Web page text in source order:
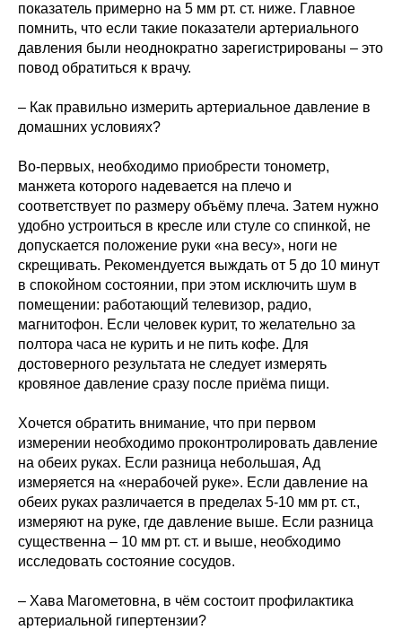
показатель примерно на 5 мм рт. ст. ниже. Главное
помнить, что если такие показатели артериального
давления были неоднократно зарегистрированы – это
повод обратиться к врачу.
– Как правильно измерить артериальное давление в
домашних условиях?
Во-первых, необходимо приобрести тонометр,
манжета которого надевается на плечо и
соответствует по размеру объёму плеча. Затем нужно
удобно устроиться в кресле или стуле со спинкой, не
допускается положение руки «на весу», ноги не
скрещивать. Рекомендуется выждать от 5 до 10 минут
в спокойном состоянии, при этом исключить шум в
помещении: работающий телевизор, радио,
магнитофон. Если человек курит, то желательно за
полтора часа не курить и не пить кофе. Для
достоверного результата не следует измерять
кровяное давление сразу после приёма пищи.
Хочется обратить внимание, что при первом
измерении необходимо проконтролировать давление
на обеих руках. Если разница небольшая, Ад
измеряется на «нерабочей руке». Если давление на
обеих руках различается в пределах 5-10 мм рт. ст.,
измеряют на руке, где давление выше. Если разница
существенна – 10 мм рт. ст. и выше, необходимо
исследовать состояние сосудов.
– Хава Магометовна, в чём состоит профилактика
артериальной гипертензии?